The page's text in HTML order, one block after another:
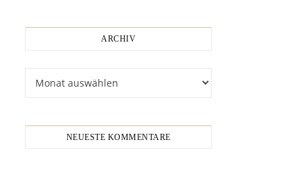
ARCHIV
NEUESTE KOMMENTARE